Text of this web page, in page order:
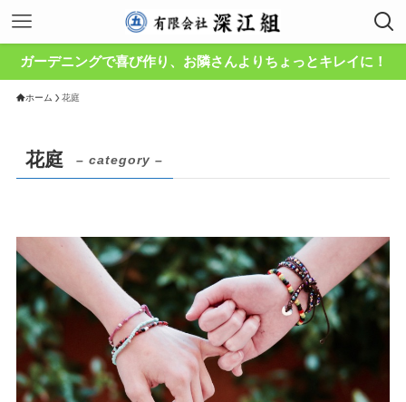
ガーデニングで喜び作り、お隣さんよりちょっとキレイに！
ホーム 花庭
花庭 – category –